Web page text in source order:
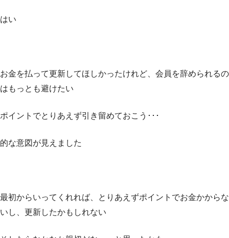
はい
お金を払って更新してほしかったけれど、会員を辞められるの
はもっとも避けたい
ポイントでとりあえず引き留めておこう･･･
的な意図が見えました
最初からいってくれれば、とりあえずポイントでお金かからな
いし、更新したかもしれない